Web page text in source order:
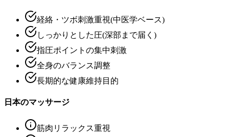
経絡・ツボ刺激重視(中医学ベース)
しっかりとした圧(深部まで届く)
指圧ポイントの集中刺激
全身のバランス調整
長期的な健康維持目的
日本のマッサージ
筋肉リラックス重視